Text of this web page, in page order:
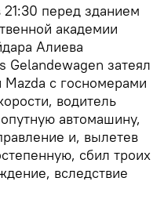
21:30 перед зданием
академии
Алиева
Gelandewagen затеял
с госномерами
водитель
автомашину,
и, вылетев
сбил троих
вследствие